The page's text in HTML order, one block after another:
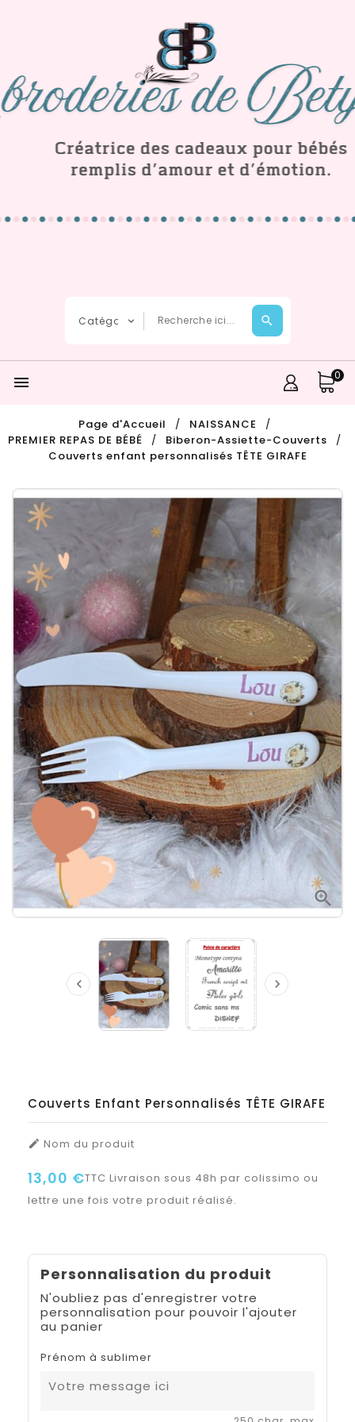
 0
Page d'Accueil
NAISSANCE
PREMIER REPAS DE BÉBÉ
Biberon-Assiette-Couverts
Couverts enfant personnalisés TÊTE GIRAFE

 
Couverts Enfant Personnalisés TÊTE GIRAFE
 Nom du produit
13,00 €TTC Livraison sous 48h par colissimo ou
lettre une fois votre produit réalisé.
Personnalisation du produit
N'oubliez pas d'enregistrer votre
personnalisation pour pouvoir l'ajouter
au panier
Prénom à sublimer